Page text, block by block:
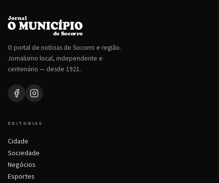
O portal de notícias de Socorro e região.
Jornalismo local, independente e
centenário — desde 1921.
EDITORIAS
Cidade
Sociedade
Negócios
Esportes